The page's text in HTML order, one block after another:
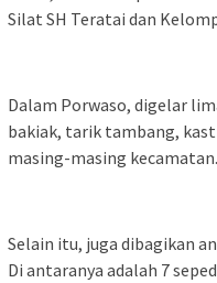
Silat SH Teratai dan
Dalam Porwaso, digelar
bakiak, tarik tambang,
masing-masing kecamatan.
Selain itu, juga dibagikan
Di antaranya adalah 7